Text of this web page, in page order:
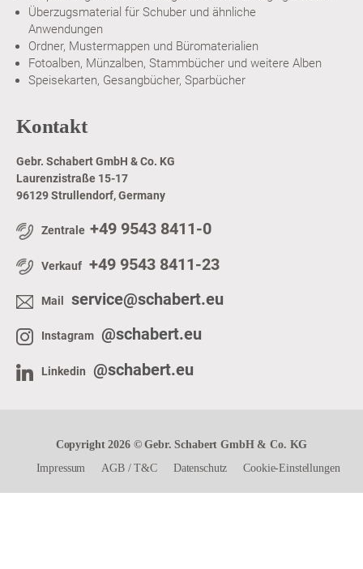
Überzugsmaterial für Schuber und ähnliche
Anwendungen
Ordner, Mustermappen und Büromaterialien
Fotoalben, Münzalben, Stammbücher und weitere Alben
Speisekarten, Gesangbücher, Sparbücher
Kontakt
Gebr. Schabert GmbH & Co. KG
Laurenzistraße 15-17
96129 Strullendorf, Germany
Zentrale +49 9543 8411-0
Verkauf +49 9543 8411-23
Mail service@schabert.eu
Instagram @schabert.eu
Linkedin @schabert.eu
Copyright 2026 © Gebr. Schabert GmbH & Co. KG
Impressum
AGB/T&C Datenschutz Cookie-Einstellungen